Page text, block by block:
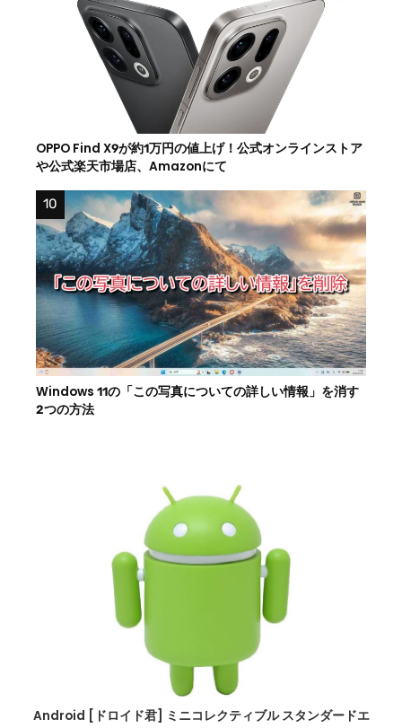
OPPO Find X9が約1万円の値上げ！公式オンラインストア
や公式楽天市場店、Amazonにて
Windows 11の「この写真についての詳しい情報」を消す
2つの方法
Android [ドロイド君] ミニコレクティブル スタンダードエ